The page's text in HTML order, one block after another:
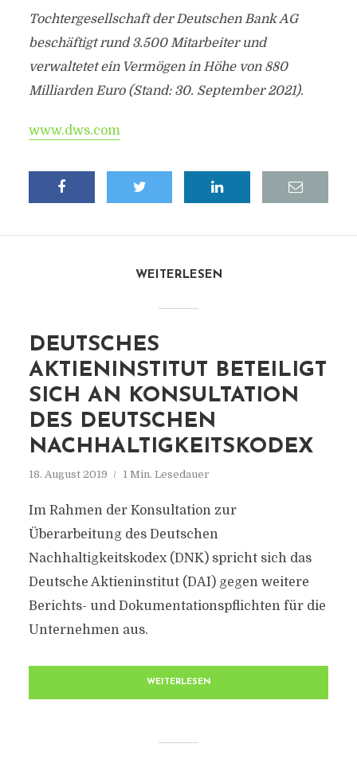
Tochtergesellschaft der Deutschen Bank AG
beschäftigt rund 3.500 Mitarbeiter und
verwaltetet ein Vermögen in Höhe von 880
Milliarden Euro (Stand: 30. September 2021).
www.dws.com
WEITERLESEN
DEUTSCHES
AKTIENINSTITUT BETEILIGT
SICH AN KONSULTATION
DES DEUTSCHEN
NACHHALTIGKEITSKODEX
18. August 2019 1 Min. Lesedauer
Im Rahmen der Konsultation zur
Überarbeitung des Deutschen
Nachhaltigkeitskodex (DNK) spricht sich das
Deutsche Aktieninstitut (DAI) gegen weitere
Berichts- und Dokumentationspflichten für die
Unternehmen aus.
WEITERLESEN